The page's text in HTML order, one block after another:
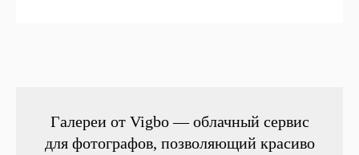
Галереи от Vigbo — облачный сервис
для фотографов, позволяющий красиво